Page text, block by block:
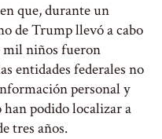
que, durante un
de Trump llevó a cabo
mil niños fueron
entidades federales no
personal y
han podido localizar a
tres años.